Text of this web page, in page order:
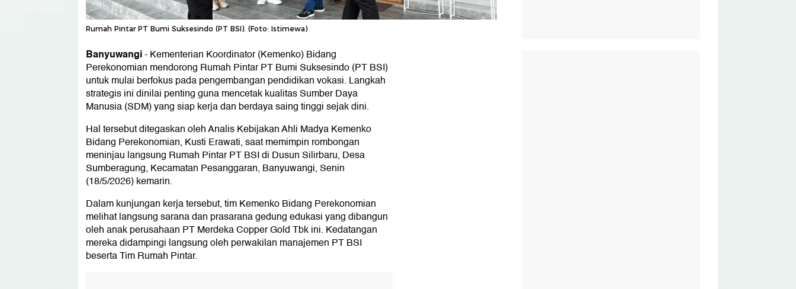
Rumah Pintar PT Bumi Suksesindo (PT BSI). (Foto: Istimewa)
Banyuwangi-Kementerian Koordinator (Kemenko) Bidang
Perekonomian mendorong Rumah Pintar PT Bumi Suksesindo (PT BSI)
untuk mulai berfokus pada pengembangan pendidikan vokasi. Langkah
strategis ini dinilai penting guna mencetak kualitas Sumber Daya
Manusia (SDM) yang siap kerja dan berdaya saing tinggi sejak dini.
Hal tersebut ditegaskan oleh Analis Kebijakan Ahli Madya Kemenko
Bidang Perekonomian, Kusti Erawati, saat memimpin rombongan
meninjau langsung Rumah Pintar PT BSI di Dusun Silirbaru, Desa
Sumberagung, Kecamatan Pesanggaran, Banyuwangi, Senin
(18/5/2026) kemarin.
Dalam kunjungan kerja tersebut, tim Kemenko Bidang Perekonomian
melihat langsung sarana dan prasarana gedung edukasi yang dibangun
oleh anak perusahaan PT Merdeka Copper Gold Tbk ini. Kedatangan
mereka didampingi langsung oleh perwakilan manajemen PT BSI
beserta Tim Rumah Pintar.